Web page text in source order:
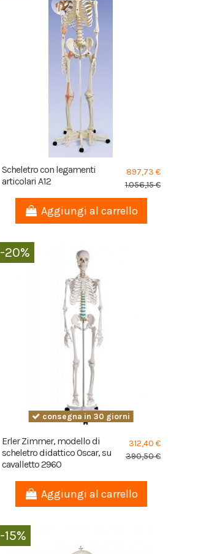
Scheletro con legamenti
articolari A12
897,73 €
1.056,15 €
Aggiungi al carrello
-20%
consegna in 30 giorni
Erler Zimmer, modello di
scheletro didattico Oscar, su
cavalletto 2960
312,40 €
390,50 €
Aggiungi al carrello
-15%